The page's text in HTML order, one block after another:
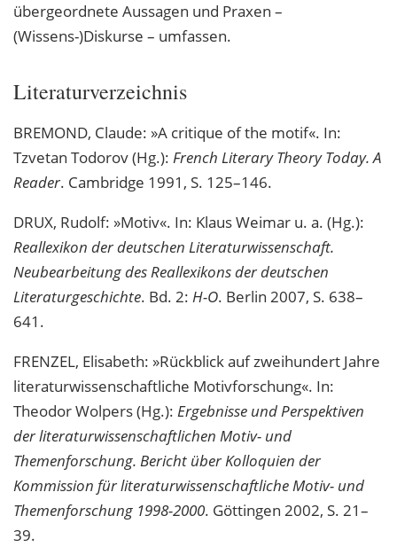
übergeordnete Aussagen und Praxen –
(Wissens-)Diskurse – umfassen.
Literaturverzeichnis
BREMOND, Claude: »A critique of the motif«. In:
Tzvetan Todorov (Hg.): French Literary Theory Today. A
Reader. Cambridge 1991, S. 125–146.
DRUX, Rudolf: »Motiv«. In: Klaus Weimar u. a. (Hg.):
Reallexikon der deutschen Literaturwissenschaft.
Neubearbeitung des Reallexikons der deutschen
Literaturgeschichte. Bd. 2: H-O. Berlin 2007, S. 638–
641.
FRENZEL, Elisabeth: »Rückblick auf zweihundert Jahre
literaturwissenschaftliche Motivforschung«. In:
Theodor Wolpers (Hg.): Ergebnisse und Perspektiven
der literaturwissenschaftlichen Motiv- und
Themenforschung. Bericht über Kolloquien der
Kommission für literaturwissenschaftliche Motiv- und
Themenforschung 1998-2000. Göttingen 2002, S. 21–
39.